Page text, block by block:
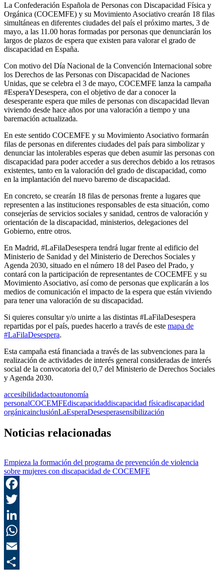
La Confederación Española de Personas con Discapacidad Física y
Orgánica (COCEMFE) y su Movimiento Asociativo crearán 18 filas
simultáneas en diferentes ciudades del país el próximo martes, 3 de
mayo, a las 11.00 horas formadas por personas que denunciarán los
largos de plazos de espera que existen para valorar el grado de
discapacidad en España.
Con motivo del Día Nacional de la Convención Internacional sobre
los Derechos de las Personas con Discapacidad de Naciones
Unidas, que se celebra el 3 de mayo, COCEMFE lanza la campaña
#EsperaYDesespera, con el objetivo de dar a conocer la
desesperante espera que miles de personas con discapacidad llevan
viviendo desde hace años por una valoración a tiempo y una
baremación actualizada.
En este sentido COCEMFE y su Movimiento Asociativo formarán
filas de personas en diferentes ciudades del país para simbolizar y
denunciar las intolerables esperas que deben asumir las personas con
discapacidad para poder acceder a sus derechos debido a los retrasos
existentes, tanto en la valoración del grado de discapacidad, como
en la implantación del nuevo baremo de discapacidad.
En concreto, se crearán 18 filas de personas frente a lugares que
representen a las instituciones responsables de esta situación, como
consejerías de servicios sociales y sanidad, centros de valoración y
orientación de la discapacidad, ministerios, delegaciones del
Gobierno, entre otros.
En Madrid, #LaFilaDesespera tendrá lugar frente al edificio del
Ministerio de Sanidad y del Ministerio de Derechos Sociales y
Agenda 2030, situado en el número 18 del Paseo del Prado, y
contará con la participación de representantes de COCEMFE y su
Movimiento Asociativo, así como de personas que explicarán a los
medios de comunicación el impacto de la espera que están viviendo
para tener una valoración de su discapacidad.
Si quieres consultar y/o unirte a las distintas #LaFilaDesespera
repartidas por el país, puedes hacerlo a través de este mapa de
#LaFilaDesespera.
Esta campaña está financiada a través de las subvenciones para la
realización de actividades de interés general consideradas de interés
social de la convocatoria del 0,7 del Ministerio de Derechos Sociales
y Agenda 2030.
accesibilidadactoautonomía
personalCOCEMFEdiscapacidaddiscapacidad físicadiscapacidad
orgánicainclusiónLaEsperaDesesperasensibilización
Noticias relacionadas
Empieza la formación del programa de prevención de violencia
sobre mujeres con discapacidad de COCEMFE